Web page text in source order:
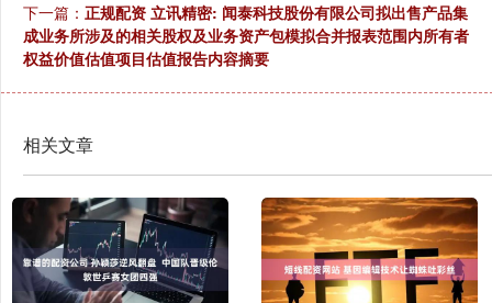
下一篇： 正规配资 立讯精密: 闻泰科技股份有限公司拟出售产品集
成业务所涉及的相关股权及业务资产包模拟合并报表范围内所有者
权益价值估值项目估值报告内容摘要
相关文章